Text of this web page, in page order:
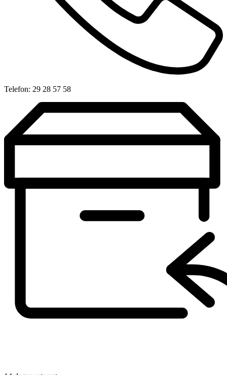
Telefon: 29 28 57 58